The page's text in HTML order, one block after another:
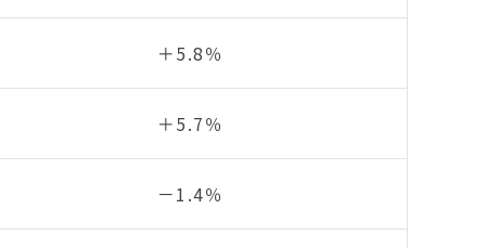
＋5.8％
＋5.7％
－1.4％